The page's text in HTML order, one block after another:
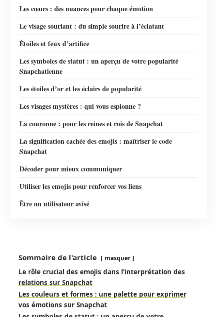
Les cœurs : des nuances pour chaque émotion
Le visage souriant : du simple sourire à l’éclatant
Étoiles et feux d’artifice
Les symboles de statut : un aperçu de votre popularité
Snapchatienne
Les étoiles d’or et les éclairs de popularité
Les visages mystères : qui vous espionne ?
La couronne : pour les reines et rois de Snapchat
La signification cachée des emojis : maîtriser le code
Snapchat
Décoder pour mieux communiquer
Utiliser les emojis pour renforcer vos liens
Être un utilisateur avisé
Sommaire de l'article masquer
Le rôle crucial des emojis dans l’interprétation des
relations sur Snapchat
Les couleurs et formes : une palette pour exprimer
vos émotions sur Snapchat